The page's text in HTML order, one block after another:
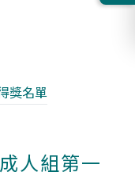
獎名單
人組第一